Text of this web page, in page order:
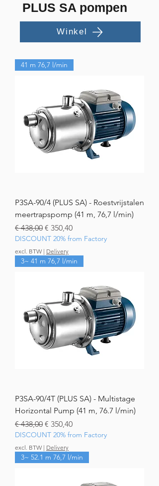
PLUS SA pompen
Winkel
41 m 76,7 l/min
P3SA-90/4 (PLUS SA) - Roestvrijstalen
meertrapspomp (41 m, 76,7 l/min)
Normale prijs
€ 438,00 Verkoopprijs
€ 350,40
DISCOUNT 20% from Factory
excl. BTW | Delivery
3~ 41 m 76,7 l/min
P3SA-90/4T (PLUS SA) - Multistage
Horizontal Pump (41 m, 76.7 l/min)
Normale prijs
€ 438,00 Verkoopprijs
€ 350,40
DISCOUNT 20% from Factory
excl. BTW | Delivery
3~ 52.1 m 76,7 l/min